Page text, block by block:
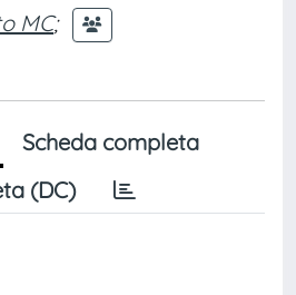
MC;
Scheda completa
(DC)